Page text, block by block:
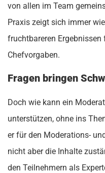
von allen im Team
Praxis zeigt sich immer
fruchtbareren
Chefvorgaben.
Fragen bringen
Doch wie kann ein
unterstützen, ohne ins
er für den Moderations-
nicht aber die Inhalte
den Teilnehmern als